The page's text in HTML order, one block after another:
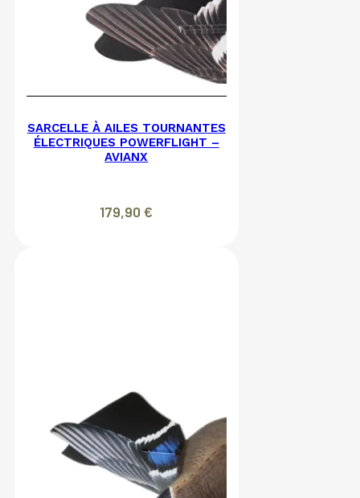
SARCELLE À AILES TOURNANTES
ÉLECTRIQUES POWERFLIGHT –
AVIANX
179,90€